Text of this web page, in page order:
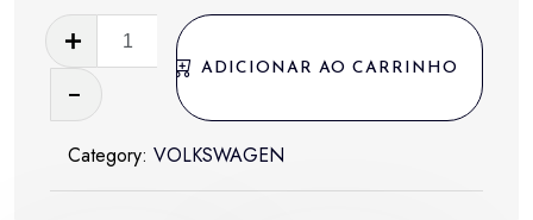
Engate
Virtus
2018
em
ADICIONAR AO CARRINHO
Category: VOLKSWAGEN